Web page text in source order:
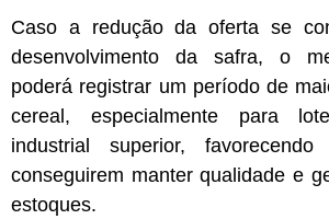
Caso a redução da oferta se
desenvolvimento da safra, o
poderá registrar um período de
cereal, especialmente para
industrial superior,
conseguirem manter qualidade e
estoques.